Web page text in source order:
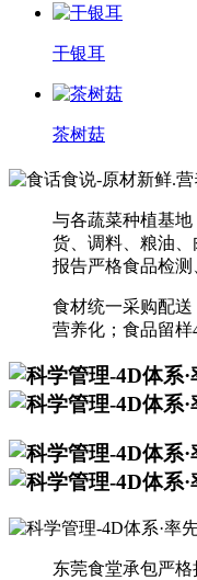
干银耳
茶树菇
与各蔬菜种植基
货、调料、粮油
报告严格食品检测
食材统一采购配
营养化；食品留
东莞食堂承包严格